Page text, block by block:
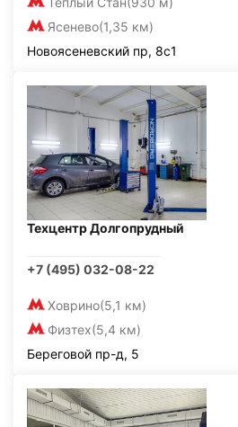
Ясенево(1,35 км)
Новоясеневский пр, 8с1
Техцентр Долгопрудный
+7 (495) 032-08-22
Ховрино(5,1 км)
Физтех(5,4 км)
Береговой пр-д, 5